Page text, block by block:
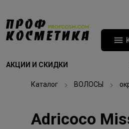
АКЦИИ И СКИДКИ
Каталог ВОЛОСЫ
Adricoco